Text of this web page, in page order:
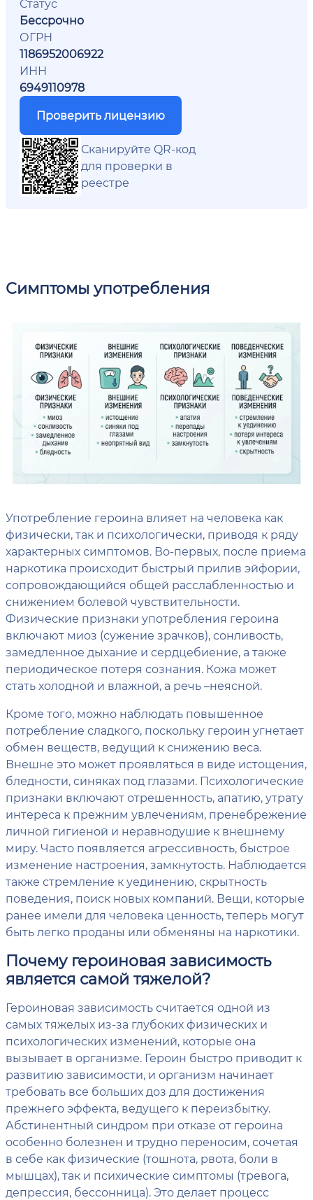
Статус
Бессрочно
ОГРН
1186952006922
ИНН
6949110978
Проверить лицензию
Сканируйте QR-код
для проверки в
реестре
Симптомы употребления
Употребление героина влияет на человека как
физически, так и психологически, приводя к ряду
характерных симптомов. Во-первых, после приема
наркотика происходит быстрый прилив эйфории,
сопровождающийся общей расслабленностью и
снижением болевой чувствительности.
Физические признаки употребления героина
включают миоз (сужение зрачков), сонливость,
замедленное дыхание и сердцебиение, а также
периодическое потеря сознания. Кожа может
стать холодной и влажной, а речь –неясной.
Кроме того, можно наблюдать повышенное
потребление сладкого, поскольку героин угнетает
обмен веществ, ведущий к снижению веса.
Внешне это может проявляться в виде истощения,
бледности, синяках под глазами. Психологические
признаки включают отрешенность, апатию, утрату
интереса к прежним увлечениям, пренебрежение
личной гигиеной и неравнодушие к внешнему
миру. Часто появляется агрессивность, быстрое
изменение настроения, замкнутость. Наблюдается
также стремление к уединению, скрытность
поведения, поиск новых компаний. Вещи, которые
ранее имели для человека ценность, теперь могут
быть легко проданы или обменяны на наркотики.
Почему героиновая зависимость
является самой тяжелой?
Героиновая зависимость считается одной из
самых тяжелых из-за глубоких физических и
психологических изменений, которые она
вызывает в организме. Героин быстро приводит к
развитию зависимости, и организм начинает
требовать все больших доз для достижения
прежнего эффекта, ведущего к переизбытку.
Абстинентный синдром при отказе от героина
особенно болезнен и трудно переносим, сочетая
в себе как физические (тошнота, рвота, боли в
мышцах), так и психические симптомы (тревога,
депрессия, бессонница). Это делает процесс